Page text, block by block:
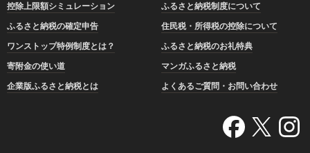
控除上限額シミュレーション
ふるさと納税制度について
ふるさと納税の確定申告
住民税・所得税の控除について
ワンストップ特例制度とは？
ふるさと納税のお礼特典
寄附金の使い道
マンガふるさと納税
企業版ふるさと納税とは
よくあるご質問・お問い合わせ